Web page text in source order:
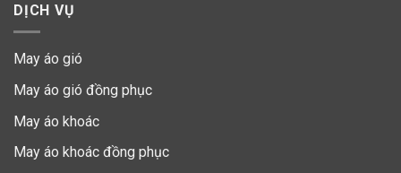
DỊCH VỤ
May áo gió
May áo gió đồng phục
May áo khoác
May áo khoác đồng phục